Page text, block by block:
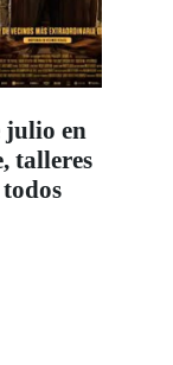
julio en
talleres